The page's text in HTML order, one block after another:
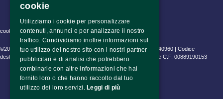
cookie policy • privacy policy • informativa trattamento dati
©2023 Fondazione Pime Onlus C.F. 97486040153 e P.IVA 06630940960 | Codice
destinatario (SDI) SUBM70N | CEAM Srl P.IVA 10802530153 | Pime C.F. 00889190153
cookie
Utilizziamo i cookie per personalizzare
contenuti, annunci e per analizzare il nostro
traffico. Condividiamo inoltre informazioni sul
tuo utilizzo del nostro sito con i nostri partner
pubblicitari e di analisi che potrebbero
combinarle con altre informazioni che hai
fornito loro o che hanno raccolto dal tuo
utilizzo dei loro servizi. Leggi di più